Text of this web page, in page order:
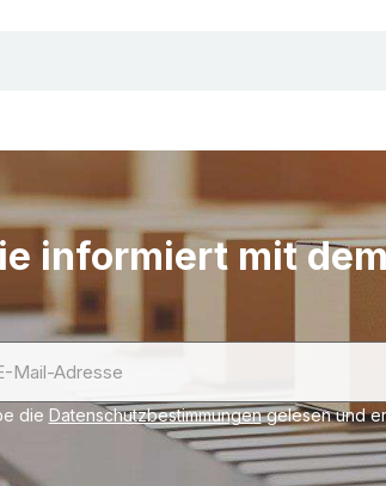
Auf
informiert mit
die Datenschutzbestimmungengelesen und